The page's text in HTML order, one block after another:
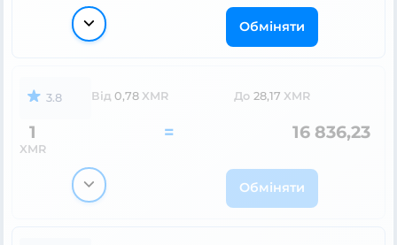
Обміняти
3.8 Від 0,78 XMR До 28,17 XMR
1
XMR
= 16 836,23
Обміняти